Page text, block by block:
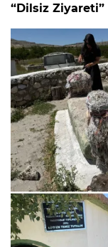
“Dilsiz Ziyareti”